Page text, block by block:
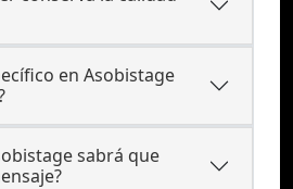
en Asobistage
sabrá que